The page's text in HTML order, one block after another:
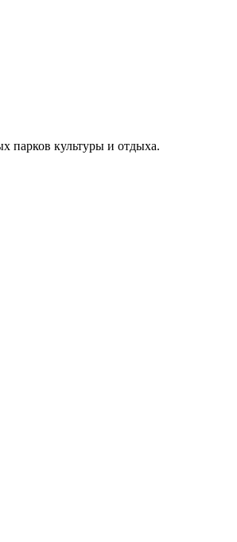
парков культуры и отдыха.